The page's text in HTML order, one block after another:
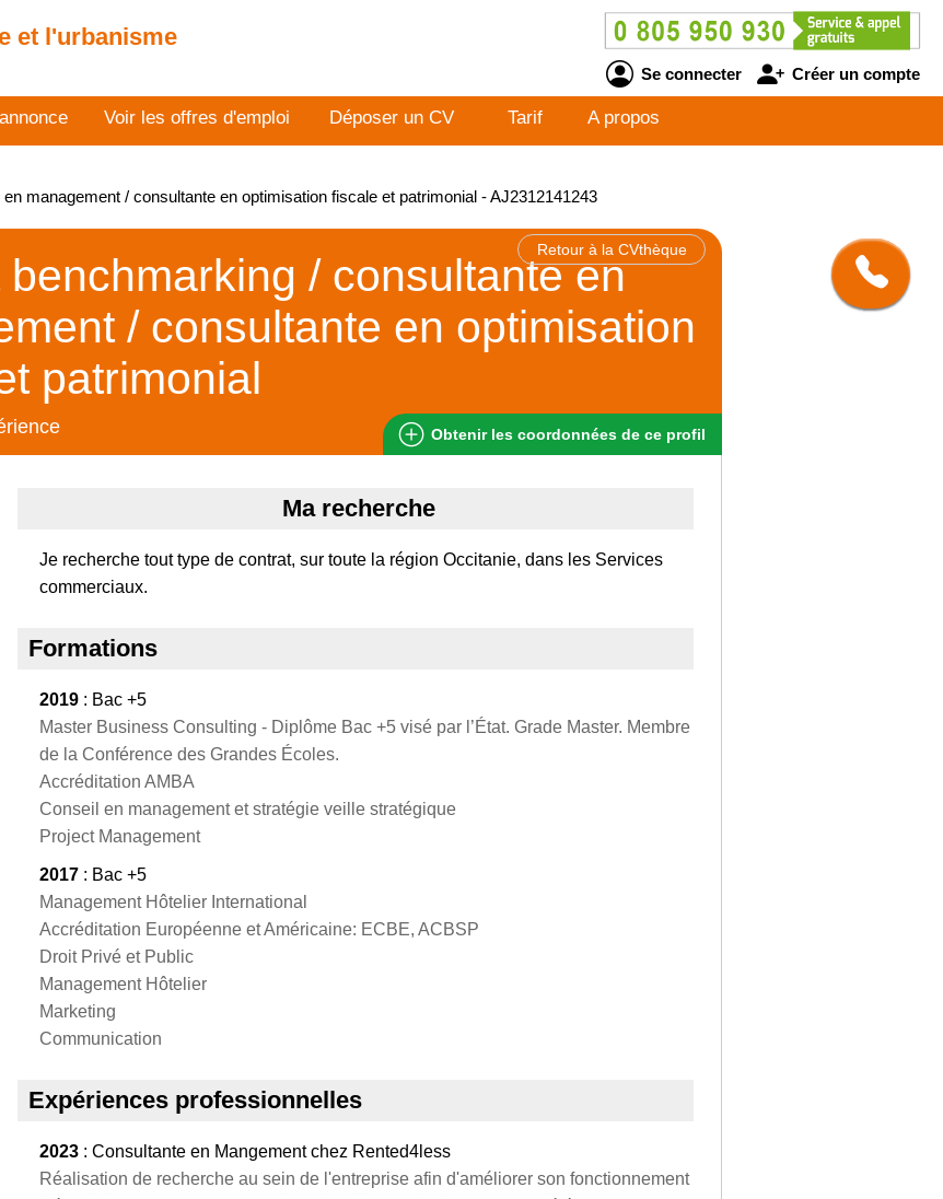
et l'urbanisme
Se connecter Créer un compte
Voir les offres d'emploi Déposer un CV Tarif A propos
management / consultante en optimisation fiscale et patrimonial - AJ2312141243
Retour à la CVthèque
/ consultante en
/ consultante en optimisation
patrimonial
Obtenir les coordonnées de ce profil
Ma recherche
Je recherche tout type de contrat, sur toute la région Occitanie, dans les Services
commerciaux.
Formations
2019 : Bac +5
Master Business Consulting - Diplôme Bac +5 visé par l’État. Grade Master. Membre
de la Conférence des Grandes Écoles.
Accréditation AMBA
Conseil en management et stratégie veille stratégique
Project Management
2017 : Bac +5
Management Hôtelier International
Accréditation Européenne et Américaine: ECBE, ACBSP
Droit Privé et Public
Management Hôtelier
Marketing
Communication
Expériences professionnelles
2023 : Consultante en Mangement chez Rented4less
Réalisation de recherche au sein de l'entreprise afin d'améliorer son fonctionnement